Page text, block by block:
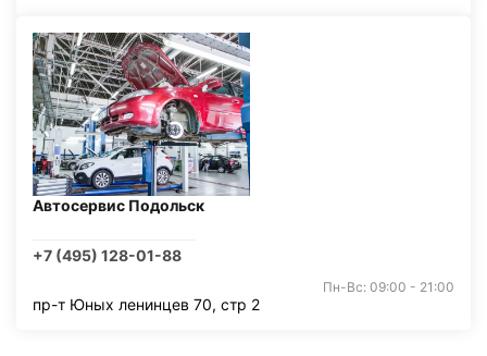
Автосервис Подольск
+7 (495) 128-01-88
Пн-Вс: 09:00 - 21:00
пр-т Юных ленинцев 70, стр 2